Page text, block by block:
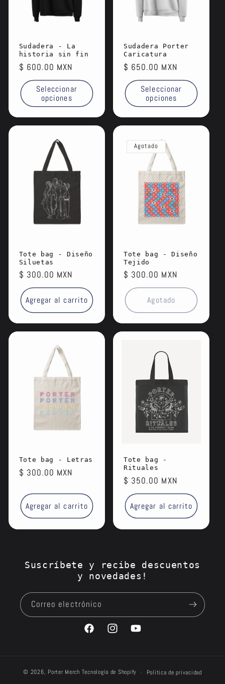
Sudadera - La
historia sin fin
Precio
habitual
$ 600.00 MXN
Seleccionar
opciones
Sudadera Porter
Caricatura
Precio
habitual
$ 650.00 MXN
Seleccionar
opciones
Tote bag - Diseño
Siluetas
Precio
habitual
$ 300.00 MXN
Agregar al carrito
Agotado
Tote bag - Diseño
Tejido
Precio
habitual
$ 300.00 MXN
Agotado
Tote bag - Letras
Precio
$ 300.00 MXN
Agregar al carrito
Tote bag -
Rituales
Precio
habitual
$ 350.00 MXN
Agregar al carrito
Suscríbete y recibe descuentos
y novedades!
Correo electrónico
FacebookInstagramYouTube
© 2026, Porter Merch Tecnología de Shopify Política de privacidad